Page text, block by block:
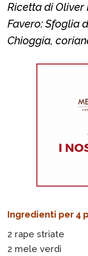
Ricetta di Oliver
Favero: Sfoglia
Chioggia,
Ingredienti per 4
2 rape striate
2 mele verdi